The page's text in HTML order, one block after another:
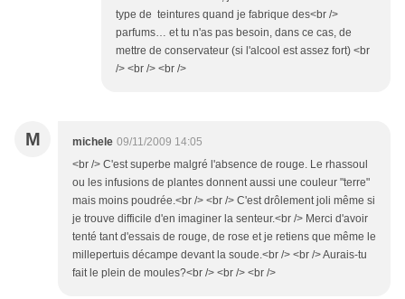
type de teintures quand je fabrique des<br />
parfums… et tu n'as pas besoin, dans ce cas, de
mettre de conservateur (si l'alcool est assez fort) <br
/> <br /> <br />
M michele 09/11/2009 14:05
<br /> C'est superbe malgré l'absence de rouge. Le rhassoul
ou les infusions de plantes donnent aussi une couleur "terre"
mais moins poudrée.<br /> <br /> C'est drôlement joli même si
je trouve difficile d'en imaginer la senteur.<br /> Merci d'avoir
tenté tant d'essais de rouge, de rose et je retiens que même le
millepertuis décampe devant la soude.<br /> <br /> Aurais-tu
fait le plein de moules?<br /> <br /> <br />